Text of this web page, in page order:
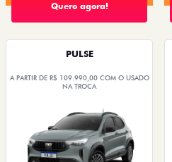
Quero agora!
PULSE
A PARTIR DE R$ 109.990,00 COM O USADO
NA TROCA